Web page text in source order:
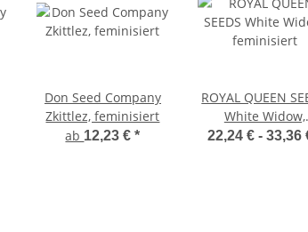
Don Seed Company
Zkittlez, feminisiert
ab 12,23 €*
ROYAL QUEEN
White Widow,
feminisiert
22,24 € - 33,36